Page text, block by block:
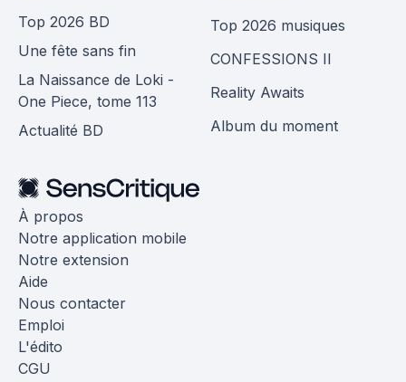
Top 2026 BD
Une fête sans fin
La Naissance de Loki -
One Piece, tome 113
Actualité BD
Top 2026 musiques
CONFESSIONS II
Reality Awaits
Album du moment
À propos
Notre application mobile
Notre extension
Aide
Nous contacter
Emploi
L'édito
CGU